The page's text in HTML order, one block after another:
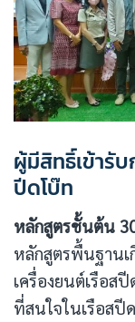
ผู้มีสิทธิ์เข้ารั
ปีดโบ๊ท
หลักสูตรชั้นต้น
หลักสูตรพื้นฐานเ
เครื่องยนต์เรือส
ที่สนใจในเรือสปี